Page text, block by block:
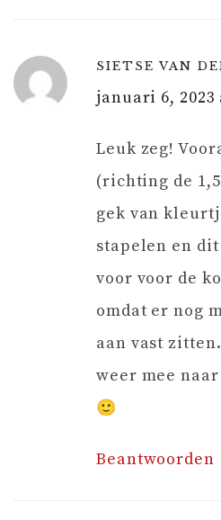
SIETSE VAN
januari 6, 2023
Leuk zeg!
(richting de
gek van
stapelen en
voor voor de
omdat er nog
aan vast
weer mee
🙂
Beantwoorden